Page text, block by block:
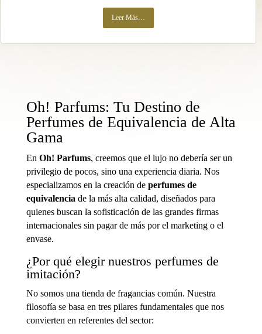
Leer Más…
Oh! Parfums: Tu Destino de
Perfumes de Equivalencia de Alta
Gama
En Oh! Parfums, creemos que el lujo no debería ser un
privilegio de pocos, sino una experiencia diaria. Nos
especializamos en la creación de perfumes de
equivalencia de la más alta calidad, diseñados para
quienes buscan la sofisticación de las grandes firmas
internacionales sin pagar de más por el marketing o el
envase.
¿Por qué elegir nuestros perfumes de
imitación?
No somos una tienda de fragancias común. Nuestra
filosofía se basa en tres pilares fundamentales que nos
convierten en referentes del sector: